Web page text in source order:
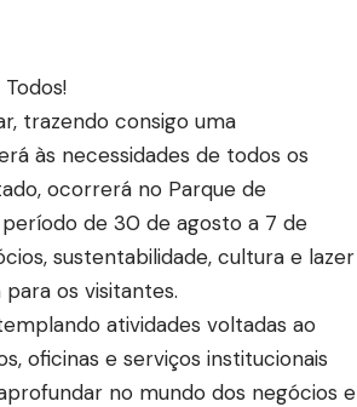
trazendo consigo uma
às necessidades de todos os
ocorrerá no Parque de
período de 30 de agosto a 7 de
sustentabilidade, cultura e lazer
os visitantes.
atividades voltadas ao
oficinas e serviços institucionais
no mundo dos negócios e